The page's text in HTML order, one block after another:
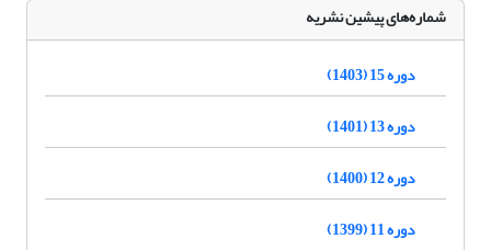
شماره‌های پیشین نشریه
دوره 15 (1403)
دوره 13 (1401)
دوره 12 (1400)
دوره 11 (1399)